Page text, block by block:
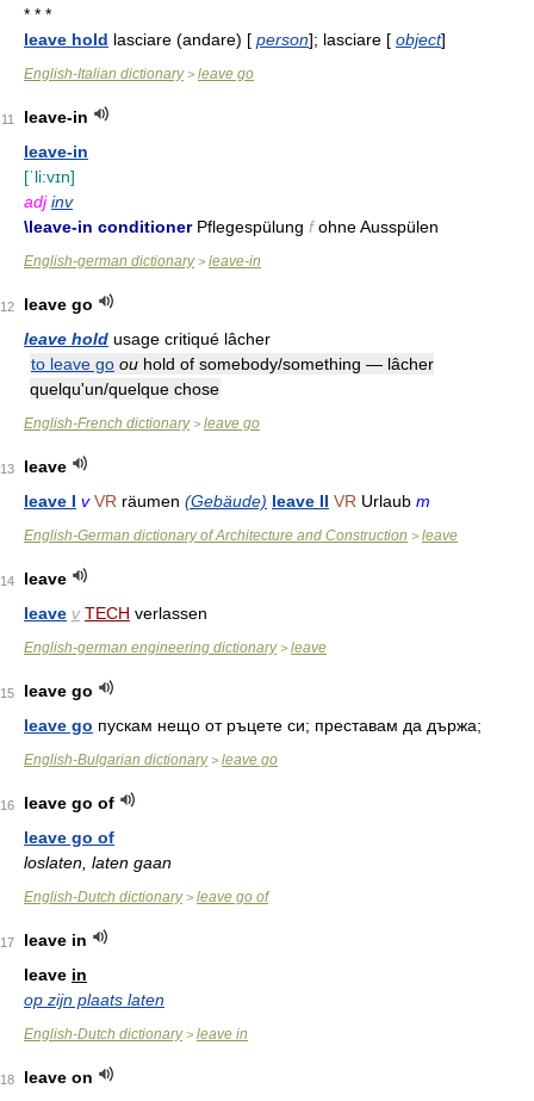
* * *
leave hold lasciare (andare) [ person]; lasciare [ object]
English-Italian dictionary> leave go
11
leave-in
leave-in
[ˈli:vɪn]
adj inv
\leave-in conditionerPflegespülung fohne Ausspülen
English-german dictionary> leave-in
12
leave go
leave hold usage critiqué lâcher
to leave go ou hold of somebody/something — lâcher
quelqu'un/quelque chose
English-French dictionary> leave go
13
leave
leave I v VR räumen (Gebäude) leave II VR Urlaub m
English-German dictionary of Architecture and Construction > leave
14
leave
leave v TECH verlassen
English-german engineering dictionary> leave
15
leave go
leave go пускам нещо от ръцете си; преставам да държа;
English-Bulgarian dictionary> leave go
16
leave go of
leave go of
loslaten, laten gaan
English-Dutch dictionary> leave go of
17
leave in
leave in
op zijn plaats laten
English-Dutch dictionary> leave in
18
leave on